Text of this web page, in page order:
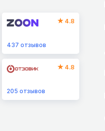
4.8
437 отзывов
4.8
205 отзывов